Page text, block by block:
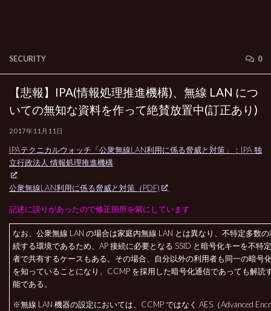
SECURITY 0
【悲報】IPA(情報処理推進機構)、無線 LAN につ
いての無知な資料を作って絶賛放置中(訂正あり)
2017年11月11日
IPAテクニカルウォッチ「公衆無線LAN利用に係る脅威と対策」：IPA 独
立行政法人 情報処理推進機構
公衆無線LAN利用に係る脅威と対策（PDF)
記述に誤りがあったので修正箇所を紫にしています
なお、公衆無線 LAN の場合は家庭内無線 LAN とは異なり、不特定多数
続する環境であるため、AP 接続に必要となる SSID と暗号化キーを不特
者で共有するケースもある。その場合、自分以外の利用者も同一の暗号
を知っていることになり、CCMP を採用した暗号化通信であっても解読
能である。
※無線 LAN 機器の設定においては、CCMP ではなく AES（Advanced